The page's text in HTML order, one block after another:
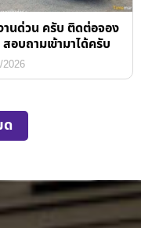
านด่วน ครับ ติดต่อจอง
สอบถามเข้ามาได้ครับ
ด